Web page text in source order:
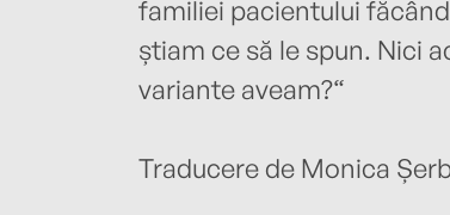
familiei pacientului
știam ce să le spun. Nici
variante aveam?“
Traducere de Monica